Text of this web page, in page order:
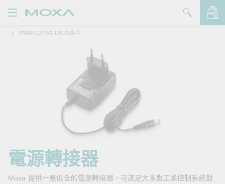
品
絡我們
Zone
PWR-12150-UK-SA-T
電源轉接器
Moxa 提供一應俱全的電源轉接器，可滿足大多數工業控制系統對